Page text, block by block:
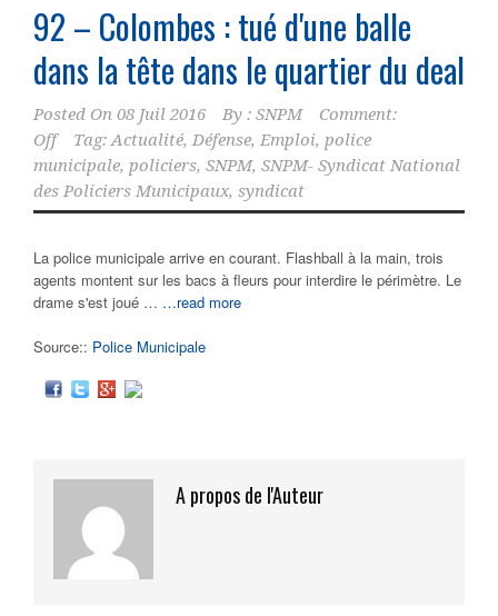
92 – Colombes : tué d'une balle
dans la tête dans le quartier du deal
Posted On 08 Juil 2016 By : SNPM
Comment:
Off
Tag:Actualité, Défense, Emploi, police
municipale, policiers, SNPM, SNPM- Syndicat National
des Policiers Municipaux, syndicat
La police municipale arrive en courant. Flashball à la main, trois
agents montent sur les bacs à fleurs pour interdire le périmètre. Le
drame s'est joué … …read more
Source:: Police Municipale
A propos de l'Auteur